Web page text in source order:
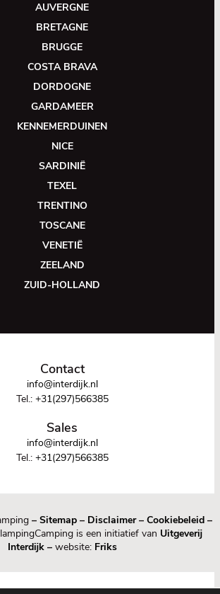
AUVERGNE
BRETAGNE
BRUGGE
COSTA BRAVA
DORDOGNE
GARDAMEER
KENNEMERDUINEN
NICE
SARDINIË
TEXEL
TRENTINO
TOSCANE
VENETIË
ZEELAND
ZUID-HOLLAND
Contact
info@interdijk.nl
Tel.: +31(297)566385
Sales
info@interdijk.nl
Tel.: +31(297)566385
– Sitemap– Disclaimer– Cookiebeleid–
is een initiatief van Uitgeverij
Interdijk–website: Friks